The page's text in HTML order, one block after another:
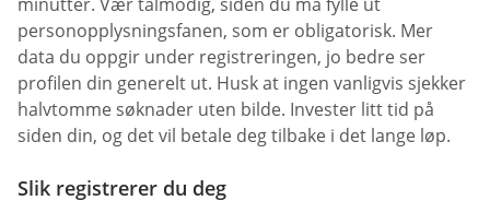
minutter. Vær tålmodig, siden du må fylle ut
personopplysningsfanen, som er obligatorisk. Mer
data du oppgir under registreringen, jo bedre ser
profilen din generelt ut. Husk at ingen vanligvis sjekker
halvtomme søknader uten bilde. Invester litt tid på
siden din, og det vil betale deg tilbake i det lange løp.
Slik registrerer du deg